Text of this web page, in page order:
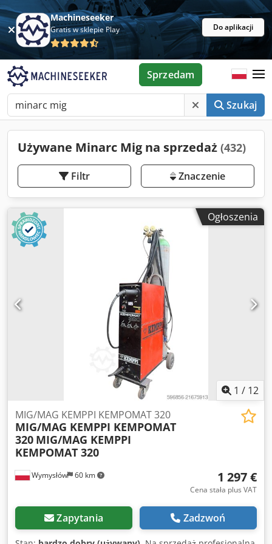
Machineseeker
Gratis w sklepie Play Do aplikacji
Szukaj
Sprzedam
Używane Minarc Mig na sprzedaż (432)
Filtr Znaczenie
Ogłoszenia
1 / 12
Wymysłów 60 km
MIG/MAG KEMPPI KEMPOMAT 320
MIG/MAG KEMPPI KEMPOMAT
320 MIG/MAG KEMPPI
KEMPOMAT 320
1 297 €
Cena stała plus VAT
Zapytania Zadzwoń